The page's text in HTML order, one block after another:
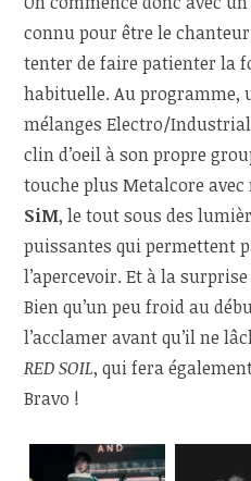
connu pour être le chanteur
tenter de faire patienter la
habituelle. Au programme,
mélanges Electro/
clin d’oeil à son propre
touche plus Metalcore
SiM, le tout sous des
puissantes qui permettent
l’apercevoir. Et à la
Bien qu’un peu froid au
l’acclamer avant qu’il ne
RED SOIL, qui fera
Bravo !